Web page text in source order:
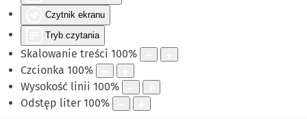
Czytnik ekranu
Tryb czytania
Skalowanie treści 100%
Czcionka 100%
Wysokość linii 100%
Odstęp liter 100%